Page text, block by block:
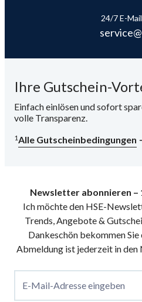
24/7 E-
Ihre Gutschein-
Einfach einlösen und sofort
volle Transparenz.
1Alle Gutscheinbedingungen
Newsletter abonnieren –
Ich möchte den HSE-
Trends, Angebote &
Dankeschön bekommen Sie
Abmeldung ist jederzeit in
E-Mail-Adresse eingeben